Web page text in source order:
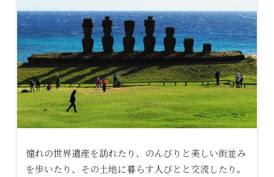
憧れの世界遺産を訪れたり、のんびりと美しい街並み
を歩いたり、その土地に暮らす人びとと交流したり。